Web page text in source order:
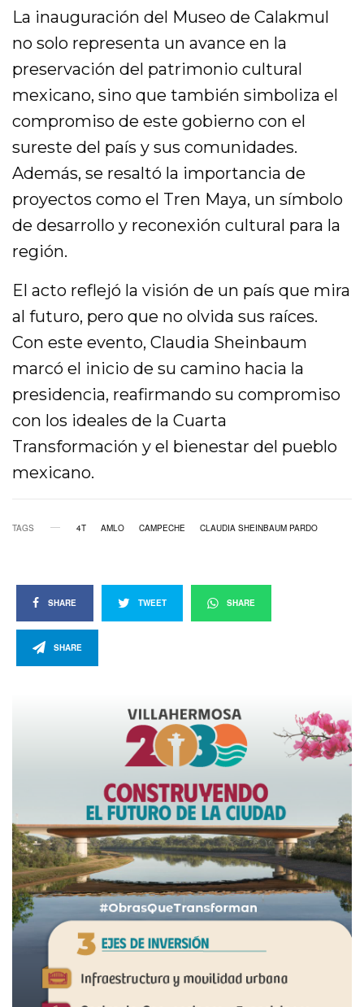
La inauguración del Museo de Calakmul
no solo representa un avance en la
preservación del patrimonio cultural
mexicano, sino que también simboliza el
compromiso de este gobierno con el
sureste del país y sus comunidades.
Además, se resaltó la importancia de
proyectos como el Tren Maya, un símbolo
de desarrollo y reconexión cultural para la
región.
El acto reflejó la visión de un país que mira
al futuro, pero que no olvida sus raíces.
Con este evento, Claudia Sheinbaum
marcó el inicio de su camino hacia la
presidencia, reafirmando su compromiso
con los ideales de la Cuarta
Transformación y el bienestar del pueblo
mexicano.
TAGS 4T AMLO CAMPECHE CLAUDIA SHEINBAUM PARDO
SHARE TWEET SHARE
SHARE